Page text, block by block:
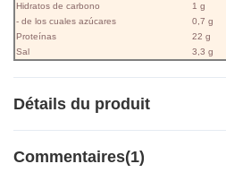
Hidratos de carbono
1 g
- de los cuales azúcares
0,7 g
Proteínas
22 g
Sal
3,3 g
Détails du produit
Commentaires(1)